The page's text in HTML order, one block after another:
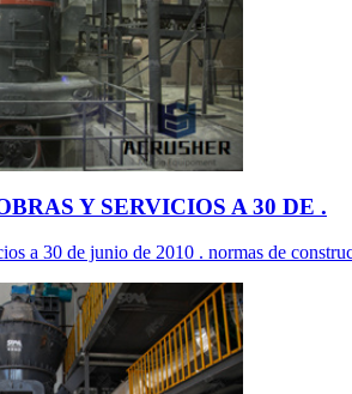
Y SERVICIOS A 30 DE .
a 30 de junio de 2010 . normas de